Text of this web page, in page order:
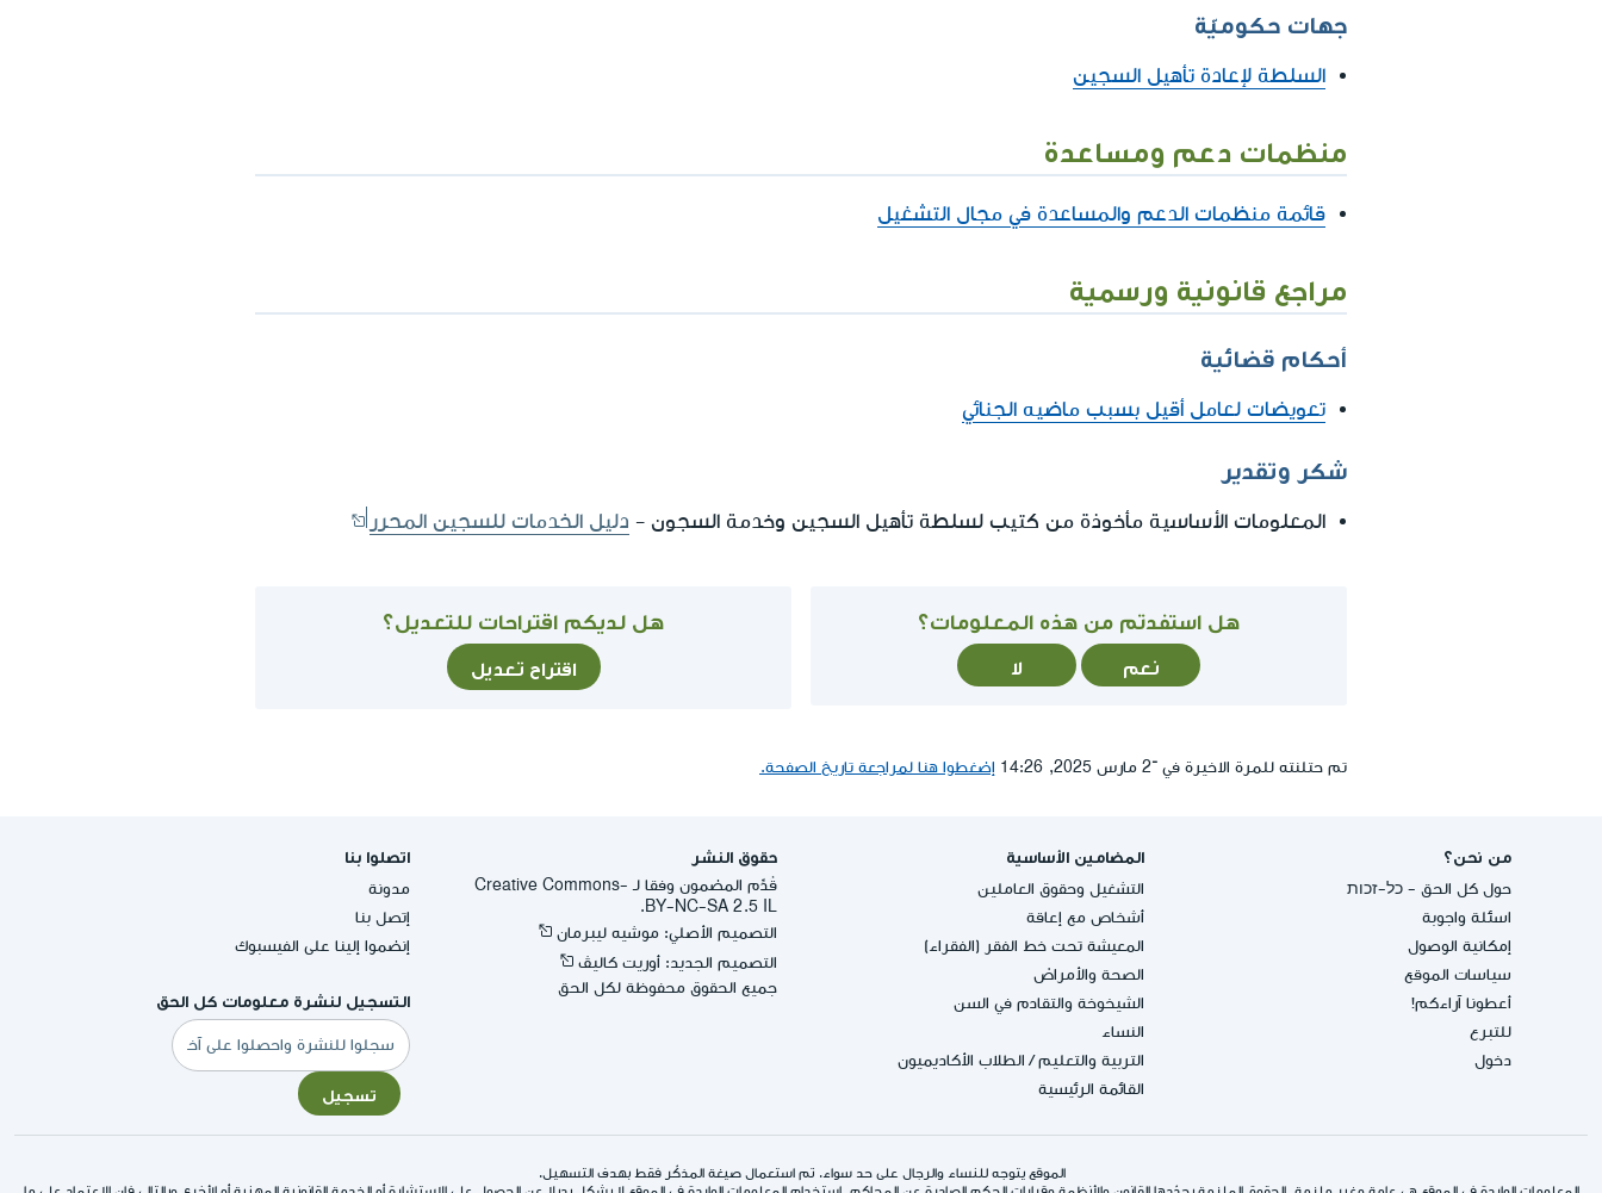
جهات حكوميّة
السلطة لإعادة تأهيل السجين
منظمات دعم ومساعدة
قائمة منظمات الدعم والمساعدة في مجال التشغيل
مراجع قانونية ورسمية
أحكام قضائية
تعويضات لعامل أقيل بسبب ماضيه الجنائي
شكر وتقدير
المعلومات الأساسية مأخوذة من كتيب لسلطة تأهيل السجين وخدمة السجون - دليل الخدمات للسجين المحرر
هل استفدتم من هذه المعلومات؟
نعم لا
هل لديكم اقتراحات للتعديل؟
اقتراح تعديل
تم حتلنته للمرة الاخيرة في ־2 مارس 2025, 14:26 إضغطوا هنا لمراجعة تاريخ الصفحة.
من نحن؟
حول كل الحق - כל-זכות
اسئلة واجوبة
إمكانية الوصول
سياسات الموقع
أعطونا آراءكم!
للتبرع
دخول
المضامين الأساسية
التشغيل وحقوق العاملين
أشخاص مع إعاقة
المعيشة تحت خط الفقر (الفقراء)
الصحة والأمراض
الشيخوخة والتقادم في السن
النساء
التربية والتعليم/ الطلاب الأكاديميون
القائمة الرئيسية
حقوق النشر
قُدِّم المضمون وفقا لـ -Creative Commons
BY-NC-SA 2.5 IL.
التصميم الأصلي: موشيه ليبرمان
التصميم الجديد: أوريت كاليڤ
جميع الحقوق محفوظة لكل الحق
اتصلوا بنا
مدونة
إتصل بنا
إنضموا إلينا على الفيسبوك
التسجيل لنشرة معلومات كل الحق
البريد
الإلكتروني
تسجيل
الموقع يتوجه للنساء والرجال على حد سواء. تم استعمال صيغة المذكّر فقط بهدف التسهيل.